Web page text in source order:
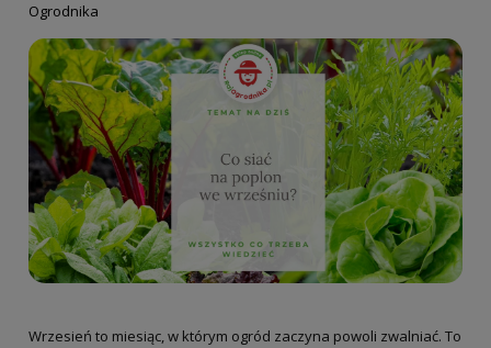
Ogrodnika
Wrzesień to miesiąc, w którym ogród zaczyna powoli zwalniać. To